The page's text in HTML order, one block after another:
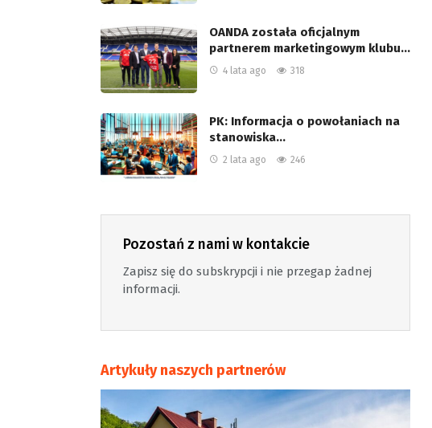
OANDA została oficjalnym
partnerem marketingowym klubu…
4 lata ago 318
PK: Informacja o powołaniach na
stanowiska…
2 lata ago 246
Pozostań z nami w kontakcie
Zapisz się do subskrypcji i nie przegap żadnej
informacji.
Artykuły naszych partnerów